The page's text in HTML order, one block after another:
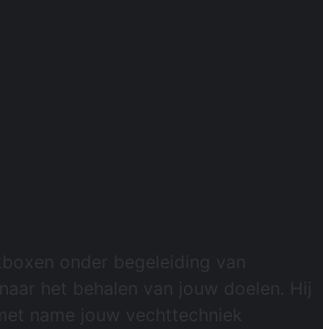
onder begeleiding van
het behalen van jouw doelen. Hij
name jouw vechttechniek